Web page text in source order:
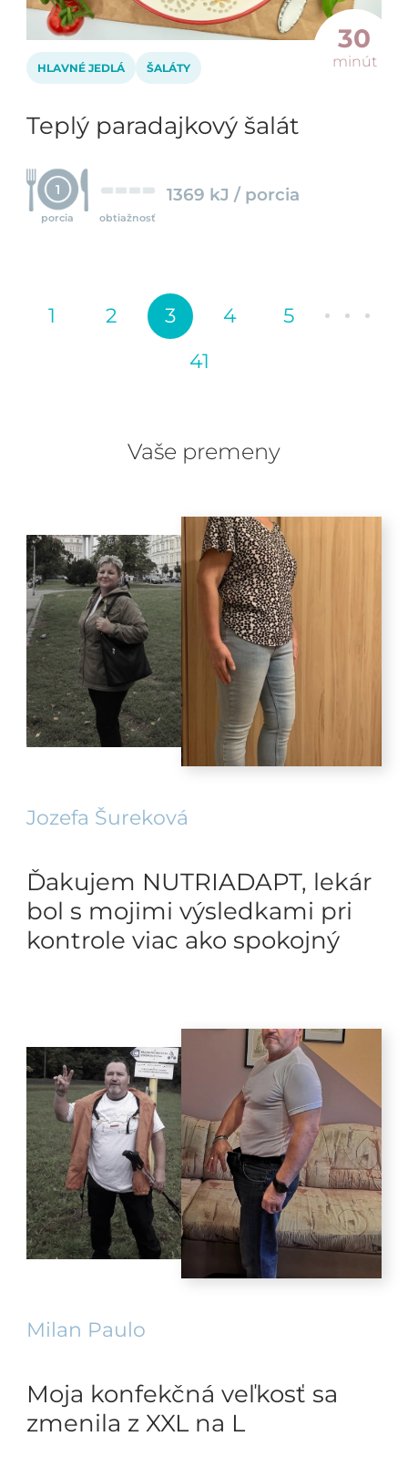
30
minút
HLAVNÉ JEDLÁ ŠALÁTY
Teplý paradajkový šalát
1
porcia obtiažnosť
1369 kJ / porcia
1 2 3 4
5
41
Vaše premeny
Jozefa Šureková
Ďakujem NUTRIADAPT, lekár
bol s mojimi výsledkami pri
kontrole viac ako spokojný
Milan Paulo
Moja konfekčná veľkosť sa
zmenila z XXL na L